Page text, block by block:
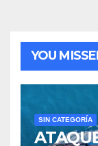
YOU
SIN CATEGORÍA